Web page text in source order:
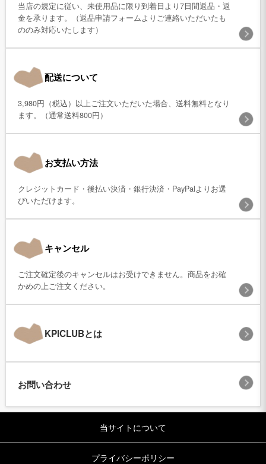
当店の規定に従い、未使用品に限り到着日より7日間返品・返
金を承ります。（返品申請フォームよりご連絡いただいたも
ののみ対応いたします）
配送について
3,980円（税込）以上ご注文いただいた場合、送料無料となり
ます。（通常送料800円）
お支払い方法
クレジットカード・後払い決済・銀行決済・PayPalよりお選
びいただけます。
キャンセル
ご注文確定後のキャンセルはお受けできません。商品をお確
かめの上ご注文ください。
KPICLUBとは
お問い合わせ
当サイトについて
プライバシーポリシー